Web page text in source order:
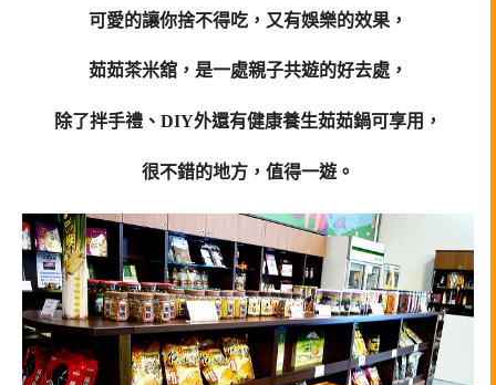
可愛的讓你捨不得吃，又有娛樂的效果，
茹茹茶米舘，是一處親子共遊的好去處，
除了拌手禮、DIY外還有健康養生茹茹鍋可享用，
很不錯的地方，值得一遊。